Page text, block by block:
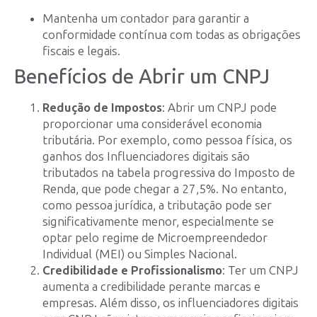
Mantenha um contador para garantir a
conformidade contínua com todas as obrigações
fiscais e legais.
Benefícios de Abrir um CNPJ
Redução de Impostos: Abrir um CNPJ pode
proporcionar uma considerável economia
tributária. Por exemplo, como pessoa física, os
ganhos dos Influenciadores digitais são
tributados na tabela progressiva do Imposto de
Renda, que pode chegar a 27,5%. No entanto,
como pessoa jurídica, a tributação pode ser
significativamente menor, especialmente se
optar pelo regime de Microempreendedor
Individual (MEI) ou Simples Nacional.
Credibilidade e Profissionalismo: Ter um CNPJ
aumenta a credibilidade perante marcas e
empresas. Além disso, os influenciadores digitais